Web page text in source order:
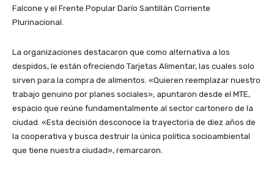
Falcone y el Frente Popular Darío Santillán Corriente
Plurinacional.
La organizaciones destacaron que como alternativa a los
despidos, le están ofreciendo Tarjetas Alimentar, las cuales solo
sirven para la compra de alimentos. «Quieren reemplazar nuestro
trabajo genuino por planes sociales», apuntaron desde el MTE,
espacio que reúne fundamentalmente al sector cartonero de la
ciudad. «Esta decisión desconoce la trayectoria de diez años de
la cooperativa y busca destruir la única politica socioambiental
que tiene nuestra ciudad», remarcaron.